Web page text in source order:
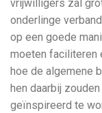
vrijwilligers zal
onderlinge
op een goede
moeten faciliteren
hoe de algemene
hen daarbij
geïnspireerd te